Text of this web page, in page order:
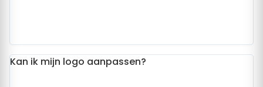
Kan ik mijn logo aanpassen?